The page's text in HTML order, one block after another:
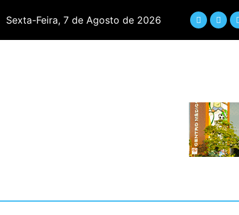
Sexta-Feira, 7 de Agosto de 2026